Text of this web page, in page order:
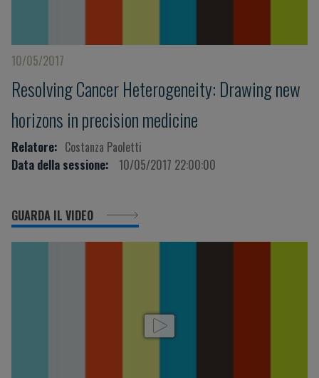
10/05/2017
Resolving Cancer Heterogeneity: Drawing new
horizons in precision medicine
Relatore: Costanza Paoletti
Data della sessione:
10/05/2017 22:00:00
GUARDA IL VIDEO